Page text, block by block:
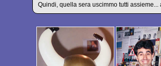
Quindi, quella sera uscimmo tutti assieme...